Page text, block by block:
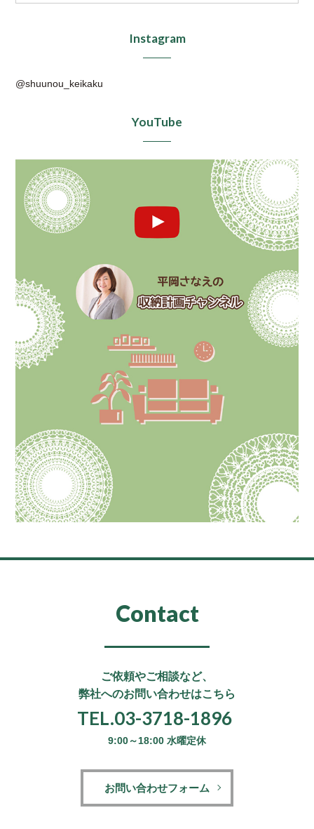
Instagram
@shuunou_keikaku
YouTube
Contact
ご依頼やご相談など、
弊社へのお問い合わせはこちら
TEL.03-3718-1896
9:00～18:00 水曜定休
お問い合わせフォーム